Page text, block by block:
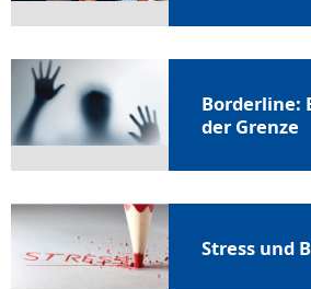
Borderline:
der Grenze
Stress und